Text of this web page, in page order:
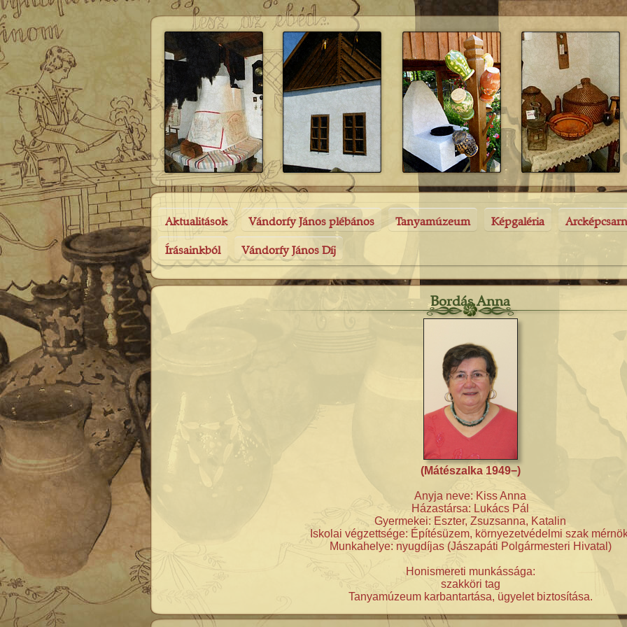
Aktualitások Vándorfy János plébános Tanyamúzeum Képgaléria
Írásainkból Vándorfy János Díj
Bordás Anna
(Mátészalka 1949−)
Anyja neve: Kiss Anna
Házastársa: Lukács Pál
Gyermekei: Eszter, Zsuzsanna, Katalin
Iskolai végzettsége: Építésüzem, környezetvédelmi szak
Munkahelye: nyugdíjas (Jászapáti Polgármesteri Hivatal)
Honismereti munkássága:
szakköri tag
Tanyamúzeum karbantartása, ügyelet biztosítása.